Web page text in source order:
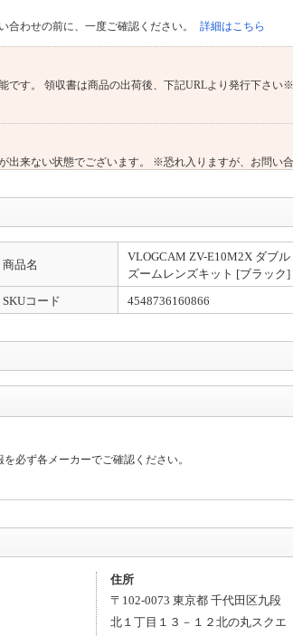
わせの前に、一度ご確認ください。
詳細はこちら
です。 領収書は商品の出荷後、下記URLより発行下さい※
出来ない状態でございます。 ※恐れ入りますが、お問い合
商品名
VLOGCAM ZV-E10M2X ダブル
ズームレンズキット [ブラック]
SKUコード 4548736160866
必ず各メーカーでご確認ください。
住所
〒 102-0073 東京都 千代田区九段
北１丁目１３－１２ 北の丸スクエ